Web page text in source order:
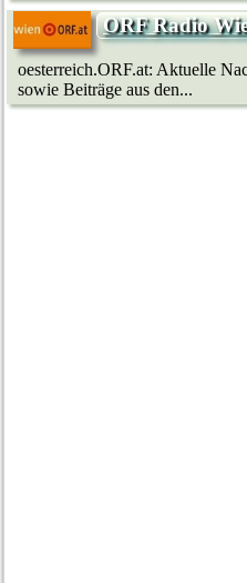
ORF Radio
oesterreich.ORF.at: Aktuelle
sowie Beiträge aus den...